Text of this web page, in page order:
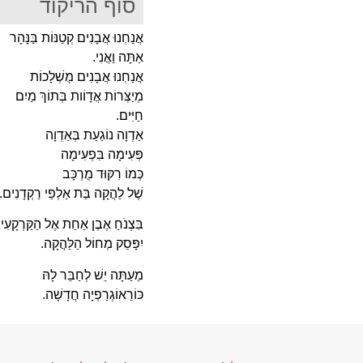
סוף הריקוד
אֲנַחְנוּ אֲבָנִים קְטַנּוֹת בַּנָּהָר
אַתָּה וַאֲנִי.
אֲנַחְנוּ אֲבָנִים מֻשְׁלָכוֹת
מְיַצְּרוֹת אֲדָוֹות בְּתוֹךְ מַיִם
חַיִּים.
אַדְוָה נוֹגַעַת בְּאַדְוָה
פְּעִימָה בִּפְעִימָה
כְּמוֹ רִקּוּד מֻרְכָּב
שֶׁל לַהֲקָה בַּת אַלְפֵי
בִּצְנֹחַ אֶבֶן אַחַת אֶל
יִפָּסֵק מְחוֹל הַלַּהֲקָה.
מֵעַתָּה יֵשׁ לְחַבֵּר לָהּ
כּוֹרֵאוֹגְרַפְיָה חֲדָשָׁה.